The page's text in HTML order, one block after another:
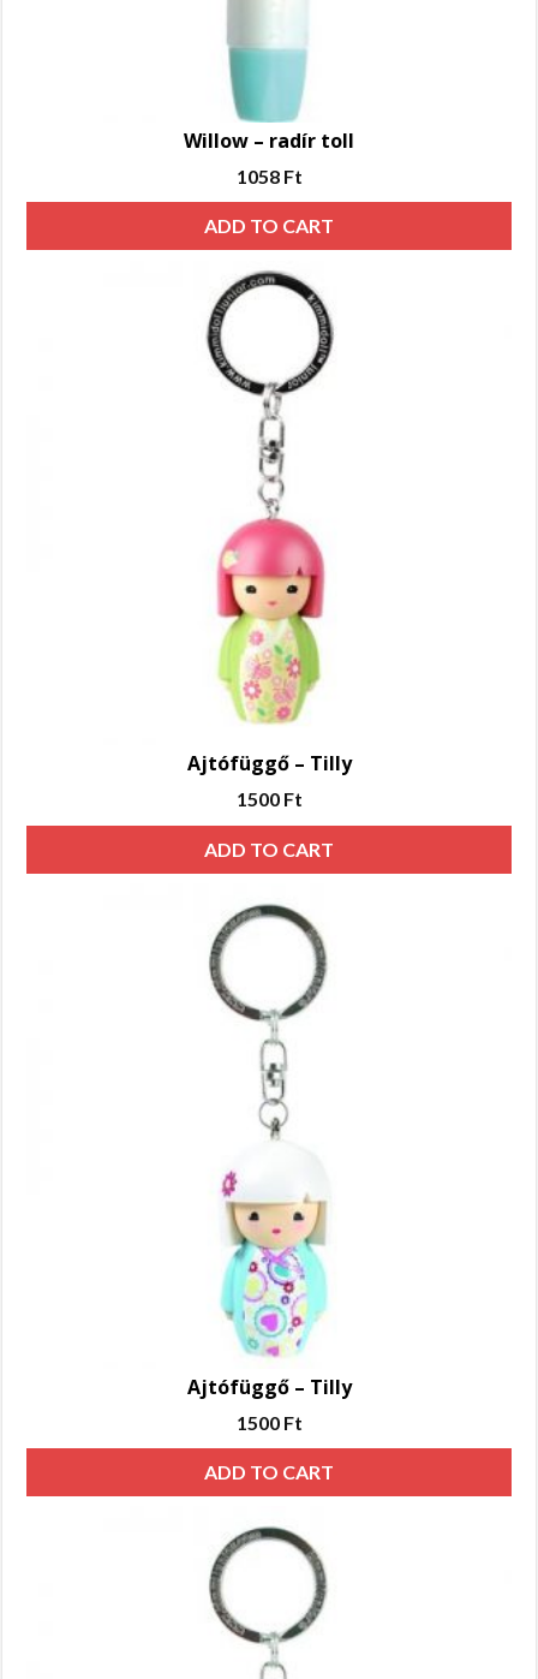
Willow – radír toll
1058 Ft
ADD TO CART
Ajtófüggő – Tilly
1500 Ft
ADD TO CART
Ajtófüggő – Tilly
1500 Ft
ADD TO CART